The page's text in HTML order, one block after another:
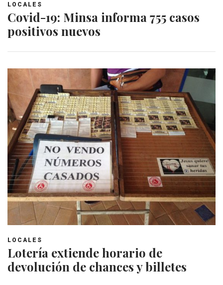
LOCALES
Covid-19: Minsa informa 755 casos
positivos nuevos
LOCALES
Lotería extiende horario de
devolución de chances y billetes